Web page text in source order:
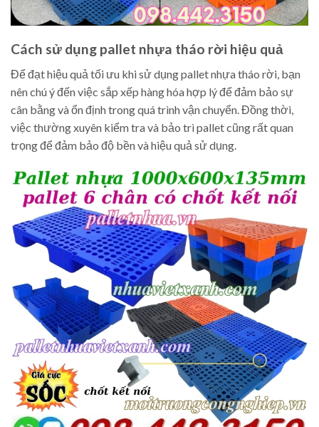
Cách sử dụng pallet nhựa tháo rời hiệu quả
Để đạt hiệu quả tối ưu khi sử dụng pallet nhựa tháo rời, bạn
nên chú ý đến việc sắp xếp hàng hóa hợp lý để đảm bảo sự
cân bằng và ổn định trong quá trình vận chuyển. Đồng thời,
việc thường xuyên kiểm tra và bảo trì pallet cũng rất quan
trọng để đảm bảo độ bền và hiệu quả sử dụng.